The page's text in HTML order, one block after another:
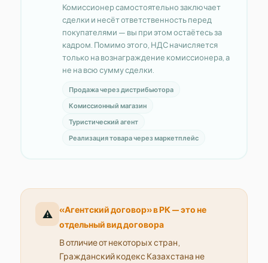
Комиссионер самостоятельно заключает
сделки и несёт ответственность перед
покупателями — вы при этом остаётесь за
кадром. Помимо этого, НДС начисляется
только на вознаграждение комиссионера, а
не на всю сумму сделки.
Продажа через дистрибьютора
Комиссионный магазин
Туристический агент
Реализация товара через маркетплейс
⚠️
«Агентский договор» в РК — это не
отдельный вид договора
В отличие от некоторых стран,
Гражданский кодекс Казахстана не